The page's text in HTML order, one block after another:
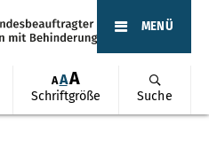
AAA
Schriftgröße Suche
MENÜ